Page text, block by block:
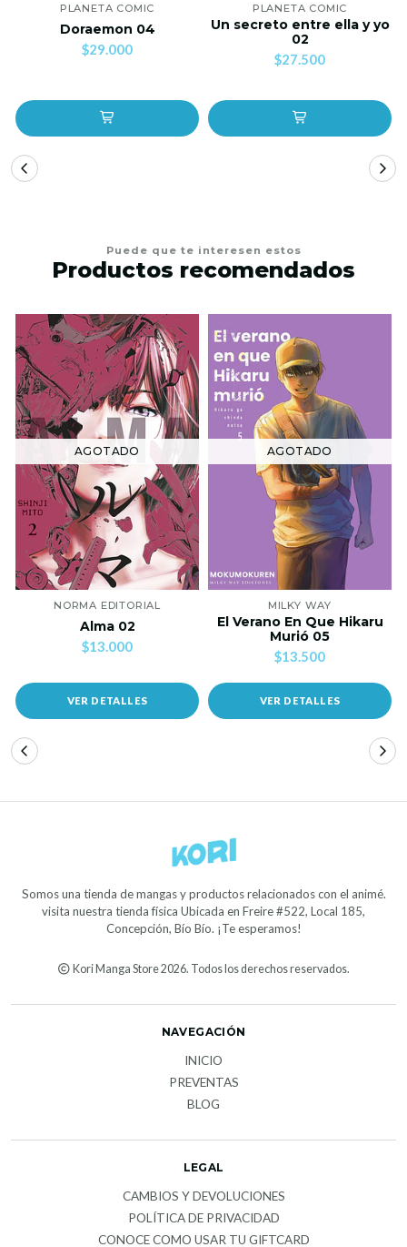
PLANETA COMIC
Doraemon 04
$29.000
PLANETA COMIC
Un secreto entre ella y yo
02
$27.500
Puede que te interesen estos
Productos recomendados
AGOTADO
NORMA EDITORIAL
Alma 02
$13.000
VER DETALLES
AGOTADO
MILKY WAY
El Verano En Que Hikaru
Murió 05
$13.500
VER DETALLES
Somos una tienda de mangas y productos relacionados con el animé.
visita nuestra tienda física Ubicada en Freire #522, Local 185,
Concepción, Bío Bío. ¡Te esperamos!
Kori Manga Store 2026. Todos los derechos reservados.
NAVEGACIÓN
INICIO
PREVENTAS
BLOG
LEGAL
CAMBIOS Y DEVOLUCIONES
POLÍTICA DE PRIVACIDAD
CONOCE COMO USAR TU GIFTCARD